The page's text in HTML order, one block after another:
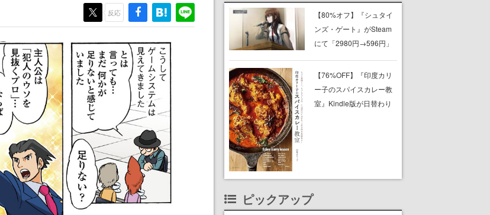
反応
【80%オフ】『シュタイ
ンズ・ゲート』がSteam
にて「2980円→596円」
恋理のだーりん 』ほか、
『ロボティクス・ノー
ツ』『カオスチャイル
【76%OFF】『印度カリ
ー子のスパイスカレー教
室』Kindle版が日替わり
ピックアップ